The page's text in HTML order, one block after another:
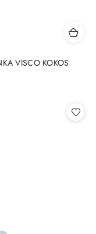
VISCO KOKOS